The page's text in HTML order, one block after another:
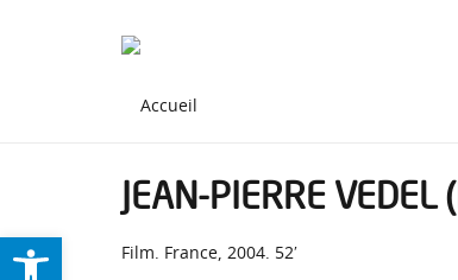
JEAN-PIERRE VEDEL
Film. France, 2004. 52′
Ouvrir la barre d’outils